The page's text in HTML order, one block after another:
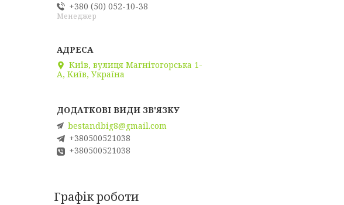
+380 (50) 052-10-38
Менеджер
Київ, вулиця Магнітогорська 1-
А, Київ, Україна
bestandbig8@gmail.com
+380500521038
+380500521038
Графік роботи